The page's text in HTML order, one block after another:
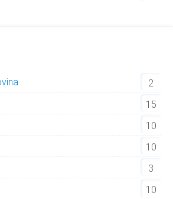
2
15
10
10
3
10